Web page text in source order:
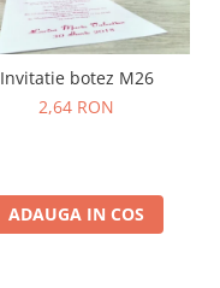
Invitatie botez M26
2,64 RON
ADAUGA IN COS